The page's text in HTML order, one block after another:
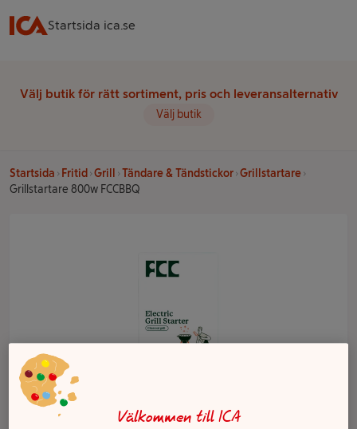
Startsida ica.se
Välj butik för rätt sortiment, pris och leveransalternativ
Välj butik
Startsida Fritid Grill Tändare & Tändstickor Grillstartare
Grillstartare 800w FCCBBQ
Välkommen till ICA